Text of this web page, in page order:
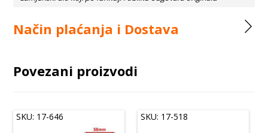
Način plaćanja i Dostava
Povezani proizvodi
SKU: 17-646 SKU: 17-518